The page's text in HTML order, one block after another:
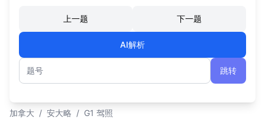
上一题 下一题
AI解析
题号
跳转
加拿大 / 安大略 / G1 驾照